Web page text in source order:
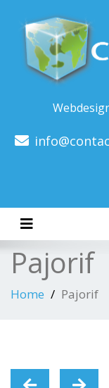
Toggle
Pajorif
Home Pajorif